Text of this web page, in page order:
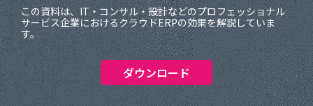
この資料は、IT・コンサル・設計などのプロフェッショナル
サービス企業におけるクラウドERPの効果を解説していま
す。
ダウンロード